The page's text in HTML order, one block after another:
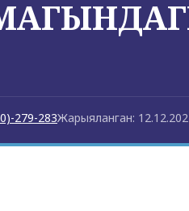
279-283Жарыяланган: